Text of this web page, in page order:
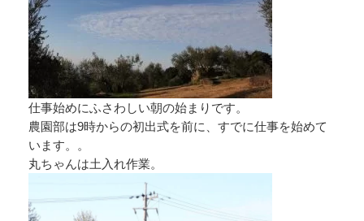
仕事始めにふさわしい朝の始まりです。
農園部は9時からの初出式を前に、すでに仕事を始めて
います。。
丸ちゃんは土入れ作業。